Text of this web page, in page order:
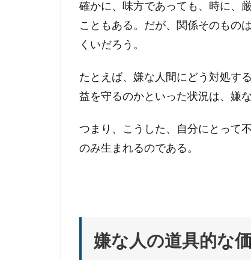
確かに、味方であっても、時に、
こともある。だが、関係そのもの
くいだろう。
たとえば、嫌な人間にどう対処す
益を守るのかといった状況は、嫌
つまり、こうした、自分にとって
のみ生まれるのである。
嫌な人の道具的な